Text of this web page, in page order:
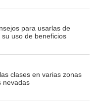
para usarlas de
uso de beneficios
clases en varias zonas
nevadas